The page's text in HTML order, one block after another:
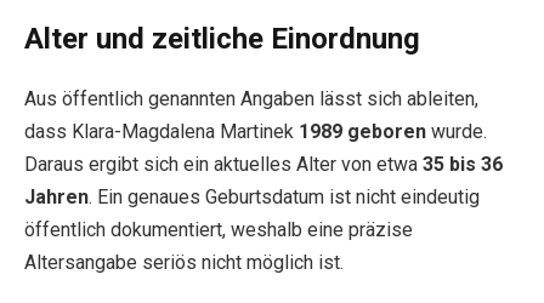
Alter und zeitliche Einordnung
Aus öffentlich genannten Angaben lässt sich ableiten,
dass Klara-Magdalena Martinek 1989 geboren wurde.
Daraus ergibt sich ein aktuelles Alter von etwa 35 bis 36
Jahren. Ein genaues Geburtsdatum ist nicht eindeutig
öffentlich dokumentiert, weshalb eine präzise
Altersangabe seriös nicht möglich ist.